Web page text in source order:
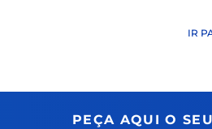
IR
PEÇA AQUI O